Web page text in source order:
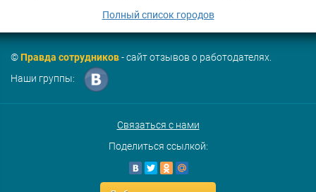
Полный список городов
©Правда сотрудников- сайт отзывов о работодателях.
Наши группы:
Связаться с нами
Поделиться ссылкой: